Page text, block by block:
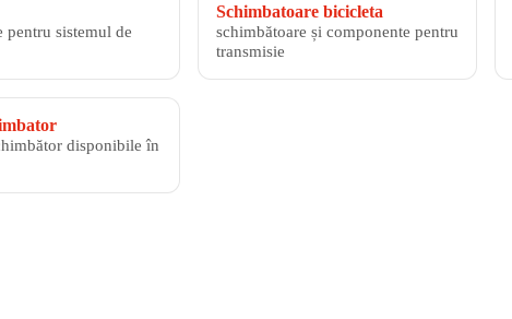
pentru sistemul de
Schimbatoare bicicleta
schimbătoare și componente pentru
transmisie
disponibile în